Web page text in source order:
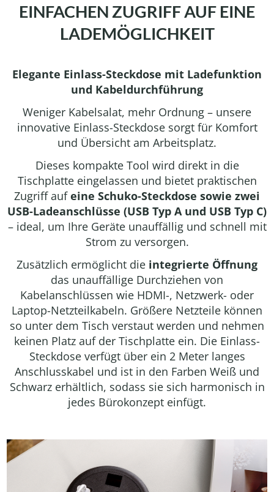
EINFACHEN ZUGRIFF AUF EINE
LADEMÖGLICHKEIT
Elegante Einlass-Steckdose mit Ladefunktion
und Kabeldurchführung
Weniger Kabelsalat, mehr Ordnung – unsere
innovative Einlass-Steckdose sorgt für Komfort
und Übersicht am Arbeitsplatz.
Dieses kompakte Tool wird direkt in die
Tischplatte eingelassen und bietet praktischen
Zugriff aufeine Schuko-Steckdose sowie zwei
USB-Ladeanschlüsse (USB Typ A und USB Typ C)
– ideal, um Ihre Geräte unauffällig und schnell mit
Strom zu versorgen.
Zusätzlich ermöglicht die integrierte Öffnung
das unauffällige Durchziehen von
Kabelanschlüssen wie HDMI-, Netzwerk- oder
Laptop-Netzteilkabeln. Größere Netzteile können
so unter dem Tisch verstaut werden und nehmen
keinen Platz auf der Tischplatte ein. Die Einlass-
Steckdose verfügt über ein 2 Meter langes
Anschlusskabel und ist in den Farben Weiß und
Schwarz erhältlich, sodass sie sich harmonisch in
jedes Bürokonzept einfügt.